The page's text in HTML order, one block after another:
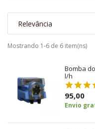
Relevância
Mostrando 1-6 de 6 item(ns)
Bomba
l/h
95,00
Envio